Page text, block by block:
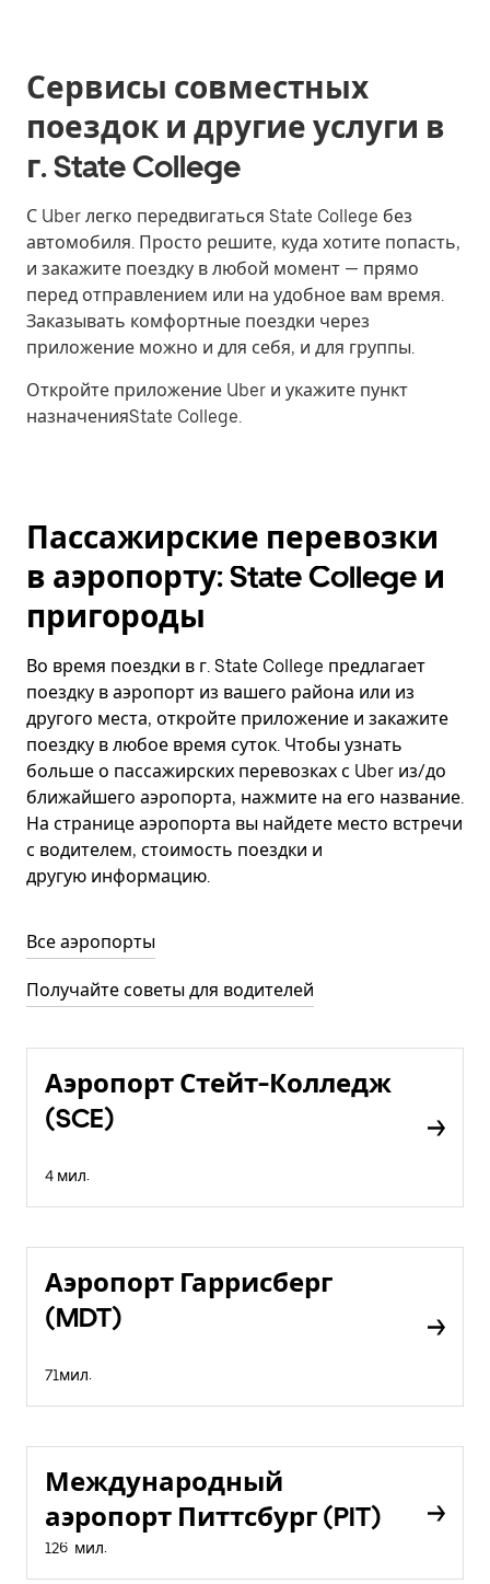
Сервисы совместных
поездок и другие услуги в
г. State College
С Uber легко передвигаться State College без
автомобиля. Просто решите, куда хотите попасть,
и закажите поездку в любой момент — прямо
перед отправлением или на удобное вам время.
Заказывать комфортные поездки через
приложение можно и для себя, и для группы.
Откройте приложение Uber и укажите пункт
назначенияState College.
Пассажирские перевозки
в аэропорту: State College и
пригороды
Во время поездки в г. State College предлагает
поездку в аэропорт из вашего района или из
другого места, откройте приложение и закажите
поездку в любое время суток. Чтобы узнать
больше о пассажирских перевозках с Uber из/до
ближайшего аэропорта, нажмите на его название.
На странице аэропорта вы найдете место встречи
с водителем, стоимость поездки и
другую информацию.
Все аэропорты
Получайте советы для водителей
Аэропорт Стейт-Колледж
(SCE)
4 мил.
Аэропорт Гаррисберг
(MDT)
71мил.
Международный
аэропорт Питтсбург (PIT)
126 мил.